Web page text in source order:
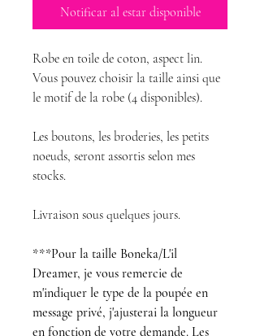
Notificar al estar disponible
Robe en toile de coton, aspect lin.
Vous pouvez choisir la taille ainsi que
le motif de la robe (4 disponibles).
Les boutons, les broderies, les petits
noeuds, seront assortis selon mes
stocks.
Livraison sous quelques jours.
***Pour la taille Boneka/L'il
Dreamer, je vous remercie de
m'indiquer le type de la poupée en
message privé, j'ajusterai la longueur
en fonction de votre demande. Les